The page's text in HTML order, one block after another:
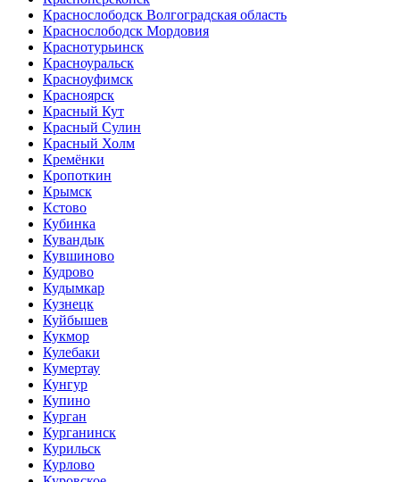
Краснослободск Волгоградская область
Краснослободск Мордовия
Краснотурьинск
Красноуральск
Красноуфимск
Красноярск
Красный Кут
Красный Сулин
Красный Холм
Кремёнки
Кропоткин
Крымск
Кстово
Кубинка
Кувандык
Кувшиново
Кудрово
Кудымкар
Кузнецк
Куйбышев
Кукмор
Кулебаки
Кумертау
Кунгур
Купино
Курган
Курганинск
Курильск
Курлово